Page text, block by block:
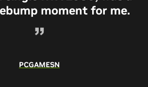
moment for me.
PCGAMESN